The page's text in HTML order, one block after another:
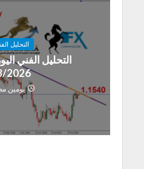
التحليل
التحليل الفني
2026
يومين